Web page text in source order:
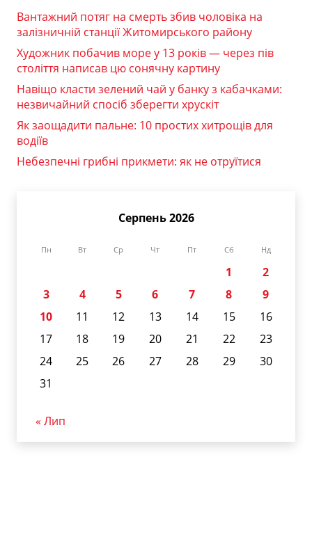
Вантажний потяг на смерть збив чоловіка на
залізничній станції Житомирського району
Художник побачив море у 13 років — через пів
століття написав цю сонячну картину
Навіщо класти зелений чай у банку з кабачками:
незвичайний спосіб зберегти хрускіт
Як заощадити пальне: 10 простих хитрощів для
водіїв
Небезпечні грибні прикмети: як не отруїтися
Серпень 2026
Пн Вт Ср Чт Пт Сб Нд
1
2
3
4 5 6 7 8
9
10
11 12 13 14 15
16
17
18 19 20 21 22
23
24
25 26 27 28 29
30
31
« Лип